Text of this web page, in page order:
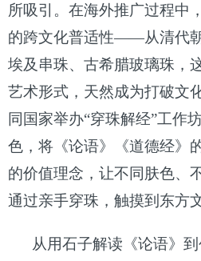
所吸引。在海外推广过程中
的跨文化普适性——从清代
埃及串珠、古希腊玻璃珠，
艺术形式，天然成为打破文
同国家举办“穿珠解经”工作
色，将《论语》《道德经》
的价值理念，让不同肤色、
通过亲手穿珠，触摸到东方
从用石子解读《论语》到